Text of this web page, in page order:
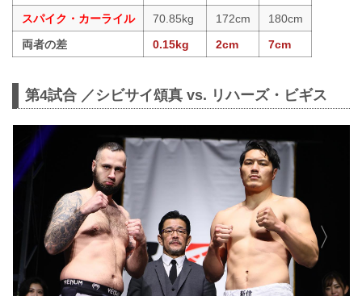
スパイク・カーライル
70.85kg 172cm
180cm
両者の差
0.15kg 2cm 7cm
第4試合 ／シビサイ頌真 vs. リハーズ・ビギス